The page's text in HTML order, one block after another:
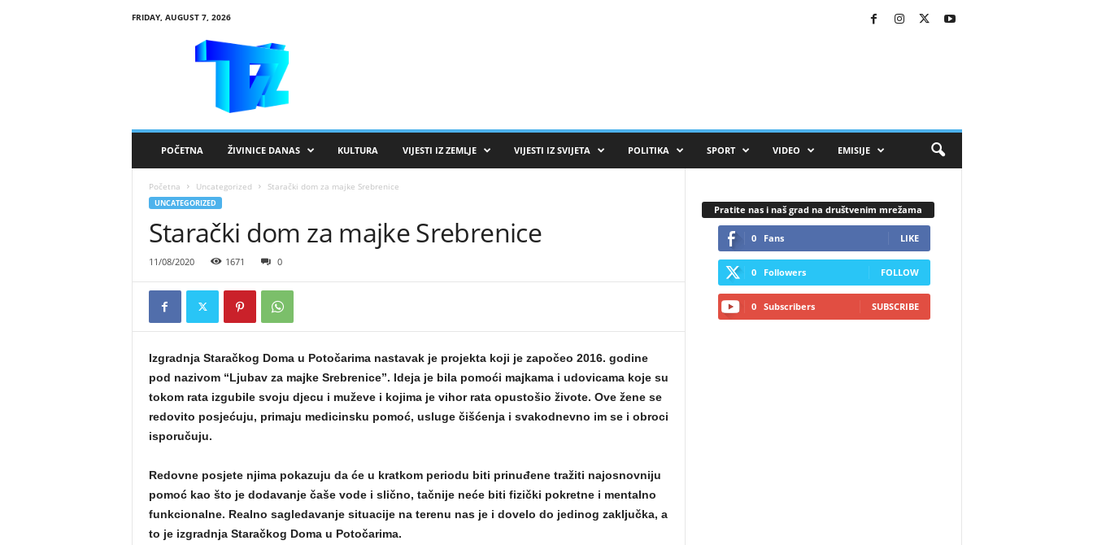
FRIDAY, AUGUST 7, 2026
POČETNA ŽIVINICE DANAS KULTURA VIJESTI IZ ZEMLJE VIJESTI IZ SVIJETA POLITIKA SPORT VIDEO EMISIJE
Početna Uncategorized Starački dom za majke Srebrenice
UNCATEGORIZED
Starački dom za majke Srebrenice
11/08/2020 1671 0
Izgradnja Staračkog Doma u Potočarima nastavak je projekta koji je započeo 2016. godine
pod nazivom “Ljubav za majke Srebrenice”. Ideja je bila pomoći majkama i udovicama koje su
tokom rata izgubile svoju djecu i muževe i kojima je vihor rata opustošio živote. Ove žene se
redovito posjećuju, primaju medicinsku pomoć, usluge čišćenja i svakodnevno im se i obroci
isporučuju.
Redovne posjete njima pokazuju da će u kratkom periodu biti prinuđene tražiti najosnovniju
pomoć kao što je dodavanje čaše vode i slično, tačnije neće biti fizički pokretne i mentalno
funkcionalne. Realno sagledavanje situacije na terenu nas je i dovelo do jedinog zaključka, a
to je izgradnja Staračkog Doma u Potočarima.
Pratite nas i naš grad na društvenim mrežama
0 Fans LIKE
0 Followers FOLLOW
0 Subscribers SUBSCRIBE